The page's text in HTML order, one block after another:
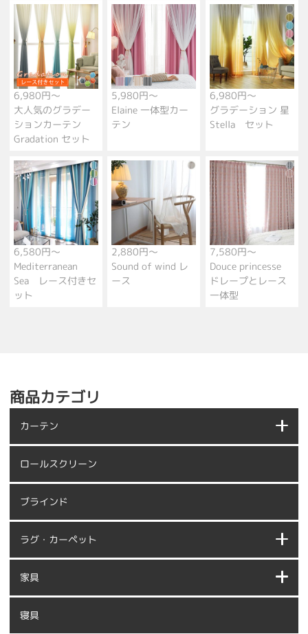
6,980円～
大人気のグラデー
ションカーテン
Gradation セット
5,980円～
Elaine 一体型カー
テン
6,980円～
グラデーション 星
Stella セット
6,580円～
Mediterranean
Sea レース付きセ
ット
2,880円～
Sound of wind レ
ース
7,580円～
Douce princesse
ドレープとレース
一体型
商品カテゴリ
カーテン
ロールスクリーン
ブラインド
ラグ・カーペット
家具
寝具